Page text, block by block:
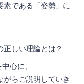
素である「姿勢」に
しい理論とは？
心に、
らご説明していき